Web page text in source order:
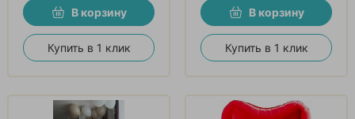
В корзину
Купить в 1 клик
В корзину
Купить в 1 клик